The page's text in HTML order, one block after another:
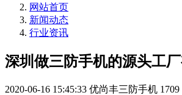
网站首页
新闻动态
行业资讯
深圳做三防手机的源头工
2020-06-16 15:45:33 优尚丰三防手机 1709